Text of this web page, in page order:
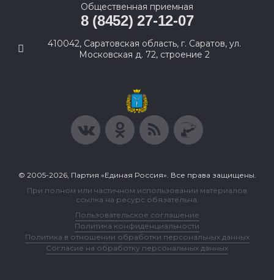
Общественная приемная
8 (8452) 27-12-07
410042, Саратовская область, г. Саратов, ул.
Московская д. 72, строение 2
© 2005-2026, Партия «Единая Россия». Все права защищены.
При полном или частичном использовании материалов
ссылка на ресурс обязательна.
Пользовательское соглашение
Политика конфиденциальности
Политика в отношении обработки персональных данных
Согласие на обработку персональных данных